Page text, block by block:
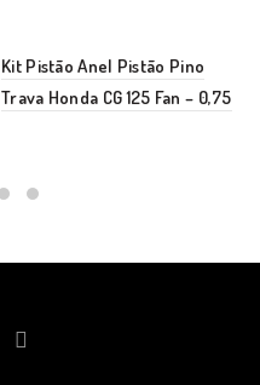
Kit Pistão Anel Pistão Pino
Trava Honda CG 125 Fan – 0,75